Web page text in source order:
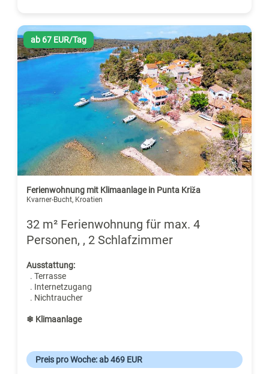
ab 67 EUR/Tag
Ferienwohnung mit Klimaanlage in Punta Križa
Kvarner-Bucht, Kroatien
32 m² Ferienwohnung für max. 4
Personen, , 2 Schlafzimmer
Ausstattung:
. Terrasse
. Internetzugang
. Nichtraucher
❄ Klimaanlage
Preis pro Woche: ab 469 EUR